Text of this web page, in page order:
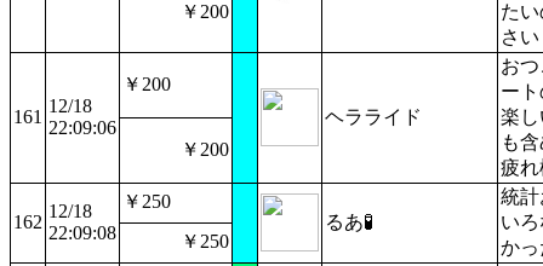
た
さ
￥200
161
12/18
22:09:06
￥200
ヘラライド
お
ー
楽
も
疲
￥200
162
12/18
22:09:08
￥250
るあ🧪
統
い
かっ
￥250